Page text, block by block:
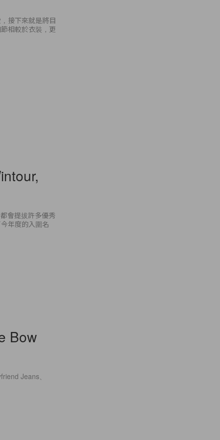
接下來就是將目
相較於衣裝，更
會提拔許多優秀
年度的入圍名
Bow
Jeans、